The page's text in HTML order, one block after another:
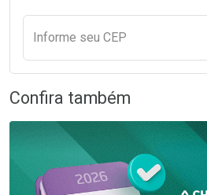
Informe seu CEP
Confira também